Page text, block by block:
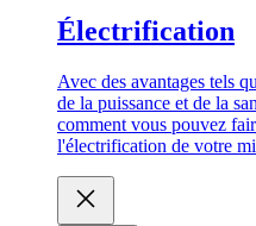
Électrification
Avec des avantages tels
de la puissance et de la
comment vous pouvez
l'électrification de votre